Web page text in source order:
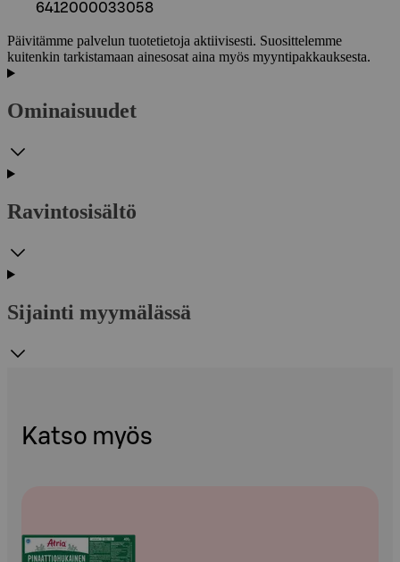
6412000033058
Päivitämme palvelun tuotetietoja aktiivisesti. Suosittelemme
kuitenkin tarkistamaan ainesosat aina myös myyntipakkauksesta.
Ominaisuudet
Ravintosisältö
Sijainti myymälässä
Katso myös